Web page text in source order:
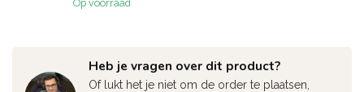
Op voorraad
Heb je vragen over dit product?
Of lukt het je niet om de order te plaatsen,